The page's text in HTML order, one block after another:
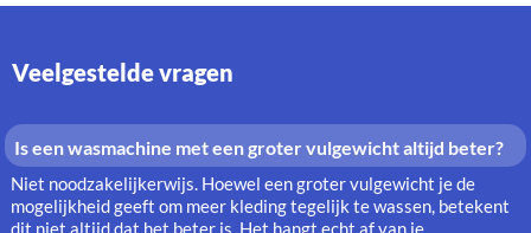
Veelgestelde vragen
Is een wasmachine met een groter vulgewicht altijd beter?
Niet noodzakelijkerwijs. Hoewel een groter vulgewicht je de
mogelijkheid geeft om meer kleding tegelijk te wassen, betekent
dit niet altijd dat het beter is. Het hangt echt af van je